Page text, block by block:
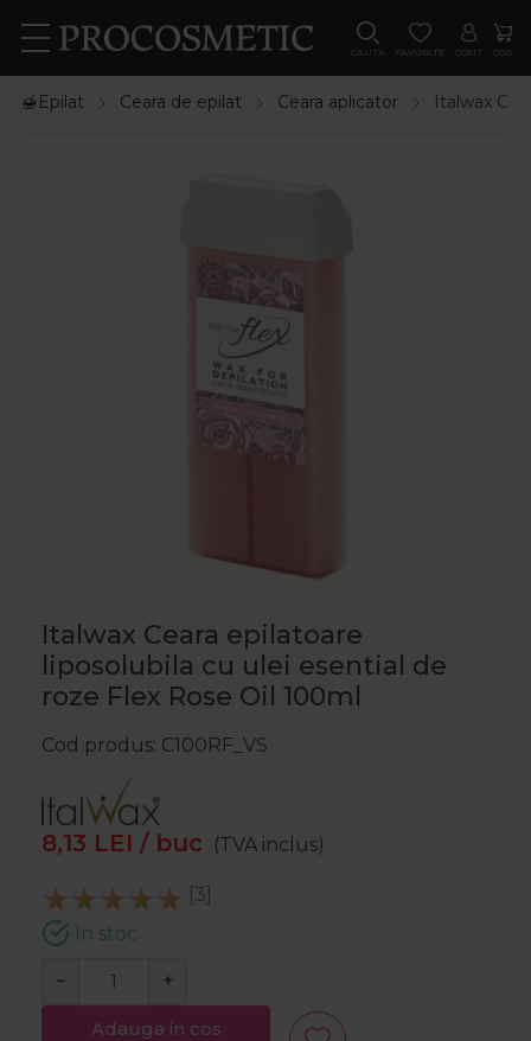
CAUTA FAVORITE CONT COS
🍯Epilat Ceara de epilat Ceara aplicator Italwax
Italwax Ceara epilatoare
liposolubila cu ulei esential de
roze Flex Rose Oil 100ml
Cod produs C100RF_VS
8,13 LEI / buc (TVA inclus)
[3]
In stoc
− +
Adauga in cos